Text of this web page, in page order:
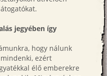
jegyében így
hogy nálunk
ezért
élő emberekre